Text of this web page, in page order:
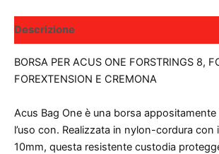
BAG
quantità
Descrizione
BORSA PER ACUS ONE FORSTRINGS 8,
FOREXTENSION E CREMONA
Acus Bag One è una borsa
l’uso con. Realizzata in nylon-cordura con
10mm, questa resistente custodia